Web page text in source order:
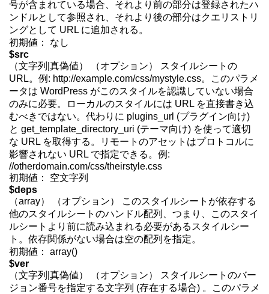
号が含まれている場合、それより前の部分は登録されたハ
ンドルとして参照され、それより後の部分はクエリストリ
ングとして URL に追加される。
初期値： なし
$src
（文字列|真偽値） （オプション） スタイルシートの
URL。例: http://example.com/css/mystyle.css。このパラメ
ータは WordPress がこのスタイルを認識していない場合
のみに必要。ローカルのスタイルには URL を直接書き込
むべきではない。代わりに plugins_url (プラグイン向け)
と get_template_directory_uri (テーマ向け) を使って適切
な URL を取得する。リモートのアセットはプロトコルに
影響されない URL で指定できる。例:
//otherdomain.com/css/theirstyle.css
初期値： 空文字列
$deps
（array） （オプション） このスタイルシートが依存する
他のスタイルシートのハンドル配列、つまり、このスタイ
ルシートより前に読み込まれる必要があるスタイルシー
ト。依存関係がない場合は空の配列を指定。
初期値： array()
$ver
（文字列|真偽値） （オプション） スタイルシートのバー
ジョン番号を指定する文字列 (存在する場合) 。このパラメ